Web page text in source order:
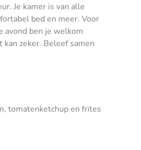
Je kamer is van alle
bed en meer. Voor
avond ben je welkom
zeker. Beleef samen
tomatenketchup en frites